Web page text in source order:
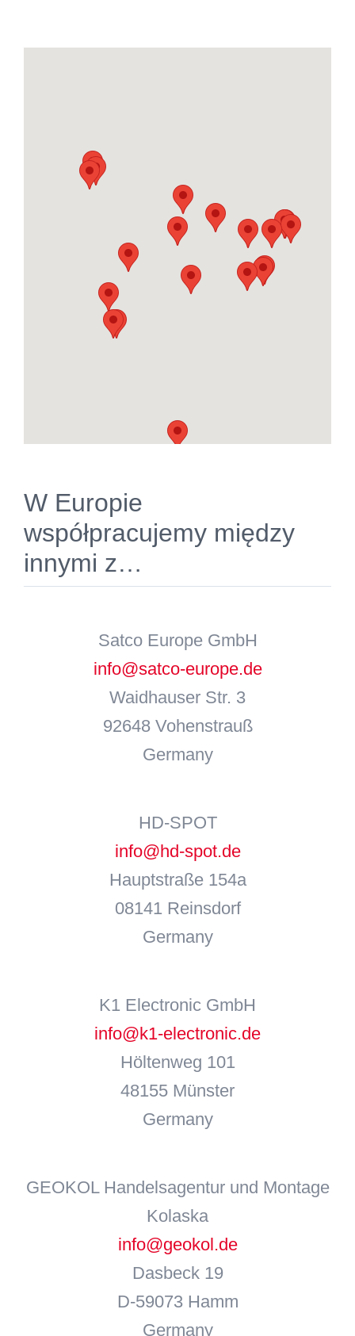
W Europie
współpracujemy między
innymi z…
Satco Europe GmbH
info@satco-europe.de
Waidhauser Str. 3
92648 Vohenstrauß
Germany
HD-SPOT
info@hd-spot.de
Hauptstraße 154a
08141 Reinsdorf
Germany
K1 Electronic GmbH
info@k1-electronic.de
Höltenweg 101
48155 Münster
Germany
GEOKOL Handelsagentur und Montage
Kolaska
info@geokol.de
Dasbeck 19
D-59073 Hamm
Germany